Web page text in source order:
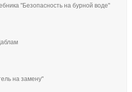
"Безопасность на бурной воде"
на замену"